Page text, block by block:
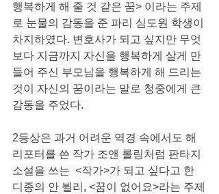
행복하게 해 줄 것 같은 꿈> 이라는 주제
로 눈물의 감동을 준 파리 심도원 학생이
차지하였다. 변호사가 되고 싶지만 무엇
보다 지금까지 자신을 행복하게 살게 만
들어 주신 부모님을 행복하게 해 드리는
것이 자신의 꿈이라는 말로 청중에게 큰
감동을 주었다.
2등상은 과거 어려운 역경 속에서도 해
리포터를 쓴 작가 조앤 롤링처럼 판타지
소설을 쓰는  <작가>가 되고 싶다고 한
디종의 안 뷜리, <꿈이 없어요>라는 주제